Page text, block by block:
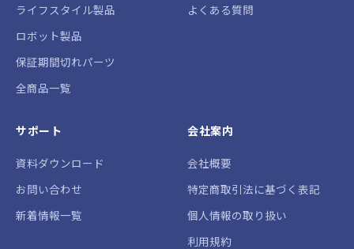
法律を遵守し商取引を有効に履行することのできる法
人又は個人とし、これに違反する行為、または違反の
恐れのあることが発覚した場合には、会員資格は、何
す。
第2条（会員規約の変更）
1.当社は、本規約をいつでも当社の裁量により変更す
ることができるものとします。
ライフスタイル製品
ロボット製品
保証期間切れパーツ
全商品一覧
よくある質問
サポート
資料ダウンロード
お問い合わせ
新着情報一覧
会社案内
会社概要
特定商取引法に基づく表記
個人情報の取り扱い
利用規約